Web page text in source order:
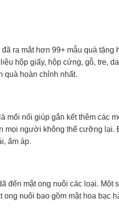
ra mắt hơn 99+ mẫu quà tặng
hộp giấy, hộp cứng, gỗ, tre,
quà hoàn chỉnh nhất.
mối nối giúp gắn kết thêm các
mọi người không thể cưỡng lại.
ấm áp.
đến mật ong nuôi các loại. Một
nuôi bao gồm mật hoa bạc